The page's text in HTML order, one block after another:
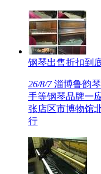
钢琴出售折扣到
26/8/7淄博鲁韵
手等钢琴品牌一
张店区市博物馆
行